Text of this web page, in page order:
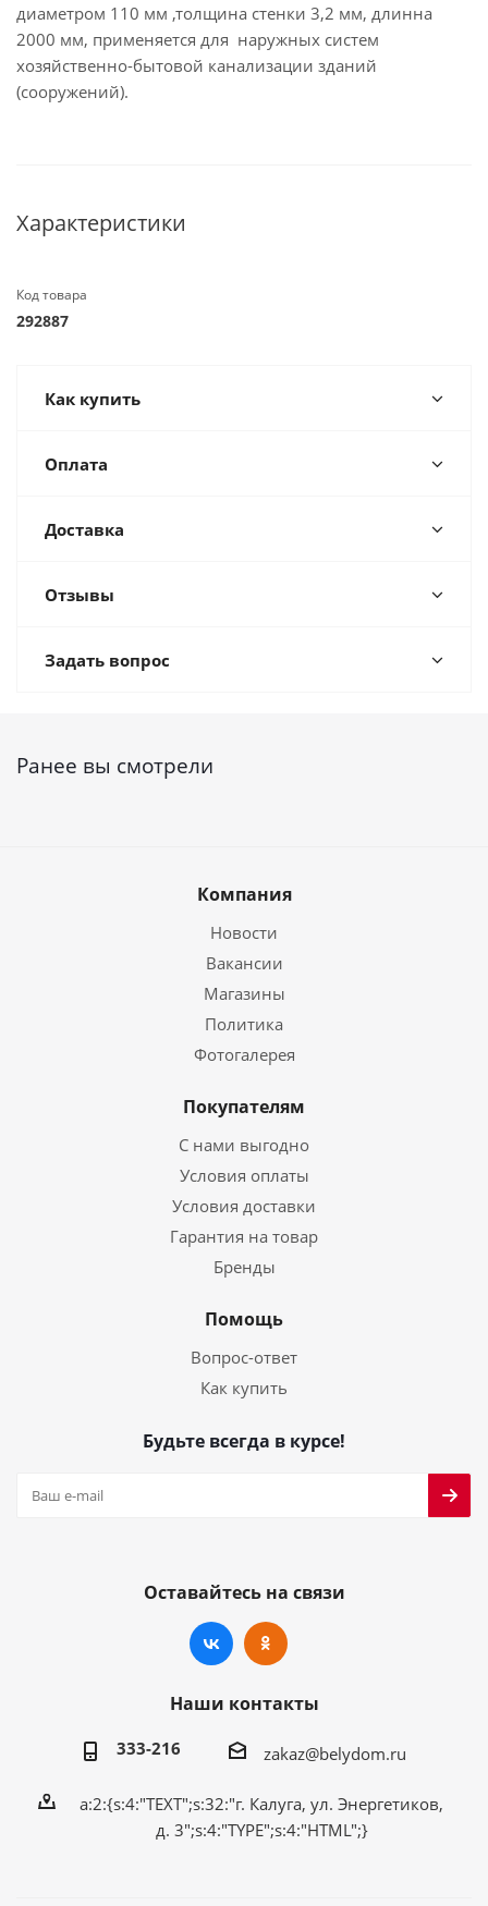
диаметром 110 мм ,толщина стенки 3,2 мм, длинна
2000 мм, применяется для наружных систем
хозяйственно-бытовой канализации зданий
(сооружений).
Характеристики
Код товара
292887
Как купить
Оплата
Доставка
Отзывы
Задать вопрос
Ранее вы смотрели
Компания
Новости
Вакансии
Магазины
Политика
Фотогалерея
Покупателям
С нами выгодно
Условия оплаты
Условия доставки
Гарантия на товар
Бренды
Помощь
Вопрос-ответ
Как купить
Будьте всегда в курсе!
Оставайтесь на связи
Наши контакты
333-216 zakaz@belydom.ru
a:2:{s:4:"TEXT";s:32:"г. Калуга, ул. Энергетиков,
д. 3";s:4:"TYPE";s:4:"HTML";}